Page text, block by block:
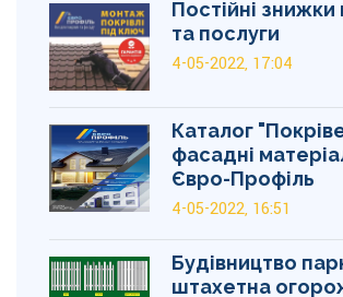
Постійні
та послуги
4-05-2022, 17:04
Каталог
фасадні
Євро-Профіль
4-05-2022, 16:51
Будівництво
штахетна